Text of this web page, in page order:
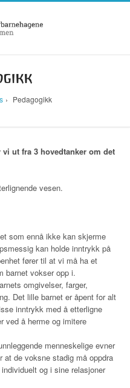
Pedagogikk
ut fra 3 hovedtanker om det
vesen.
som ennå ikke kan skjerme
kan holde inntrykk på
fører til at vi må ha et
barnet vokser opp i.
omgivelser, farger,
Det lille barnet er åpent for alt
inntrykk med å etterligne
ved å herme og imitere
menneskelige evner
at de voksne stadig må oppdra
og i sine relasjoner